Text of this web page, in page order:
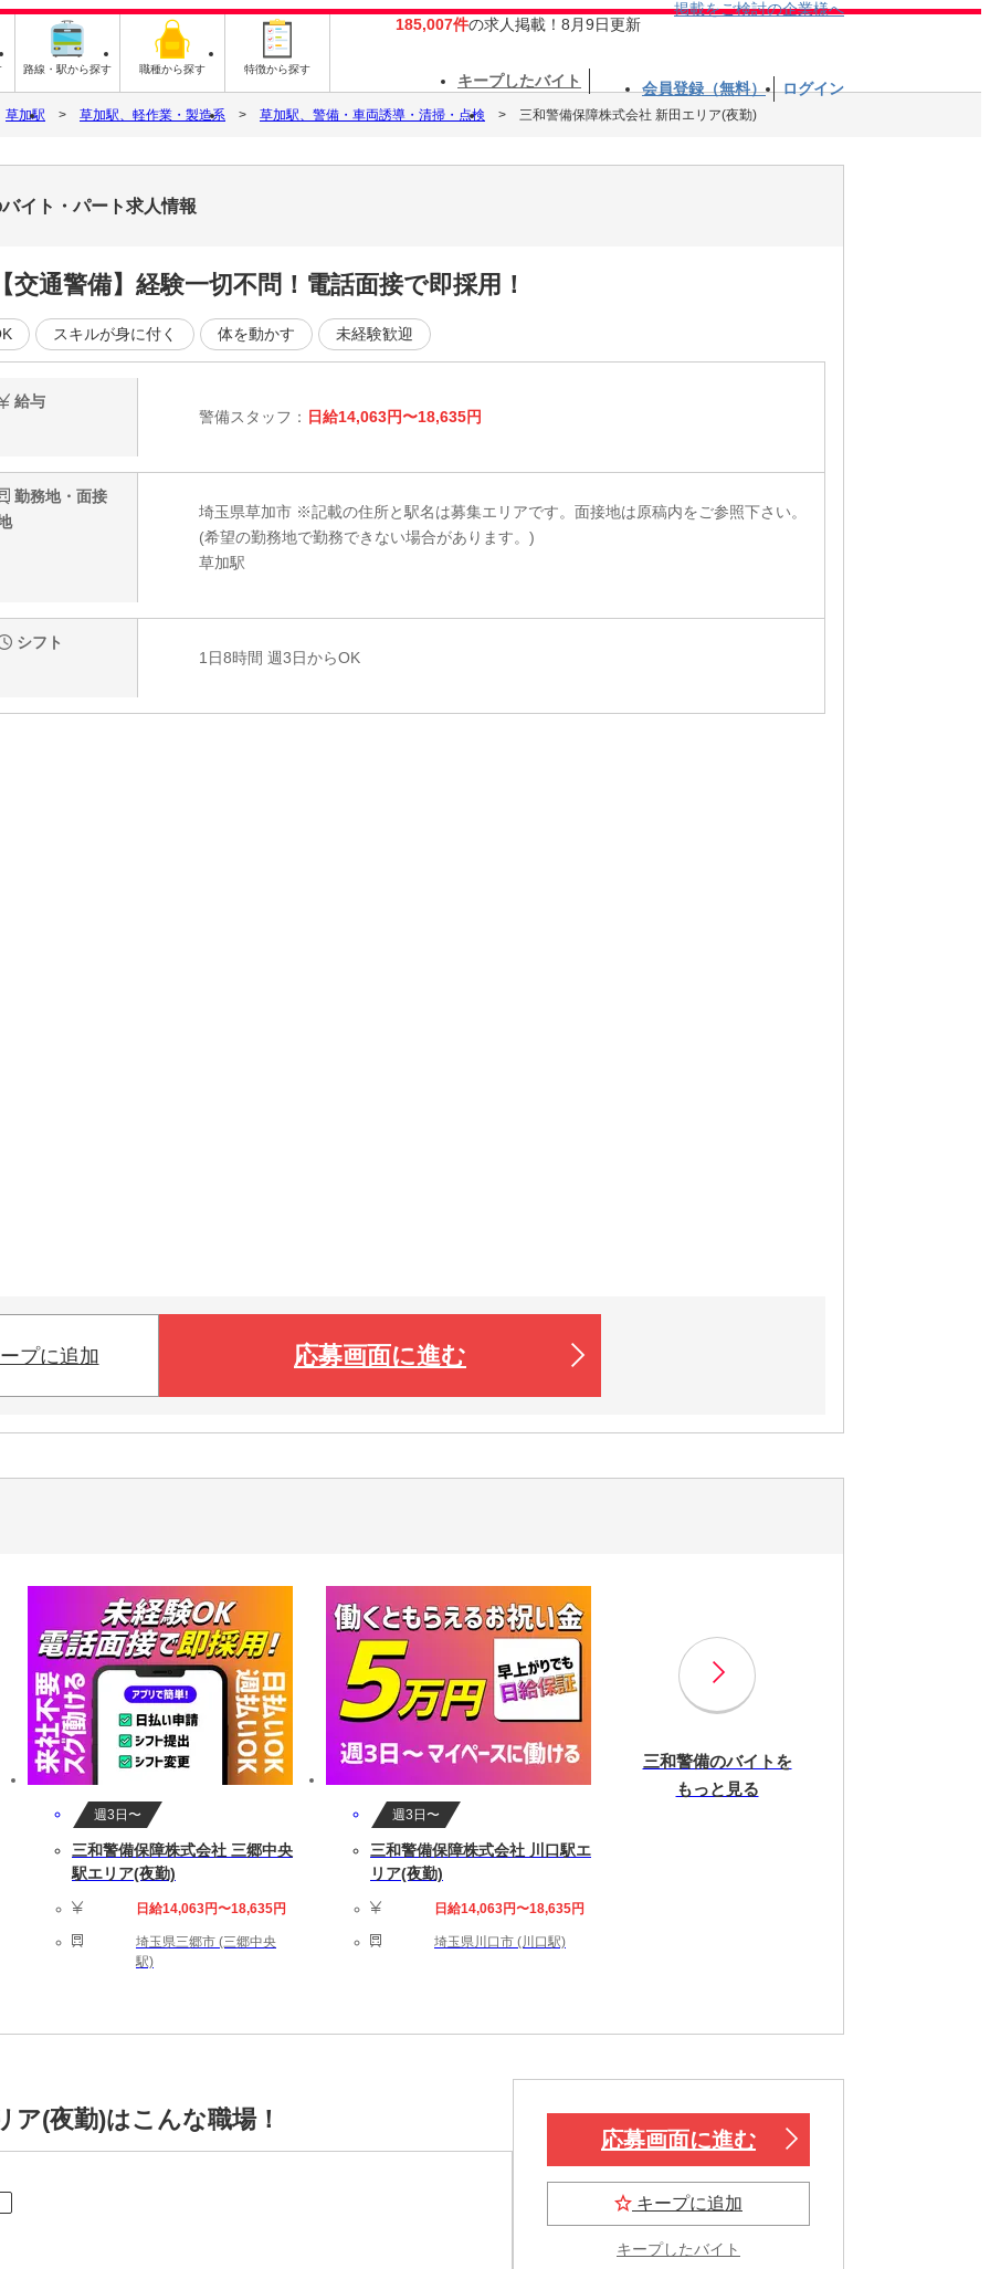
路線・駅から探す 職種から探す 特徴から探す
185,007件の求人掲載！8月9日更新
掲載をご検討の企業様へ
キープしたバイト 会員登録（無料） ログイン
草加駅 草加駅、軽作業・製造系 草加駅、警備・車両誘導・清掃・点検 三和警備保障株式会社 新田エリア(夜勤)
イト・パート求人情報
通警備】経験一切不問！電話面接で即採用！
スキルが身に付く 体を動かす 未経験歓迎
給与
警備スタッフ： 日給14,063円〜18,635円
勤務地・面接
埼玉県草加市 ※記載の住所と駅名は募集エリアです。面接地は原稿内をご参照下さい。
(希望の勤務地で勤務できない場合があります。)
草加駅
シフト
1日8時間 週3日からOK
プに追加 応募画面に進む
週3日〜
三和警備保障株式会社 三郷中央
駅エリア(夜勤)
日給14,063円〜18,635円
埼玉県三郷市 (三郷中央
駅)
週3日〜
三和警備保障株式会社 川口駅エ
リア(夜勤)
日給14,063円〜18,635円
埼玉県川口市 (川口駅)
三和警備のバイトを
もっと見る
ア(夜勤)はこんな職場！
応募画面に進む
キープに追加
キープしたバイト